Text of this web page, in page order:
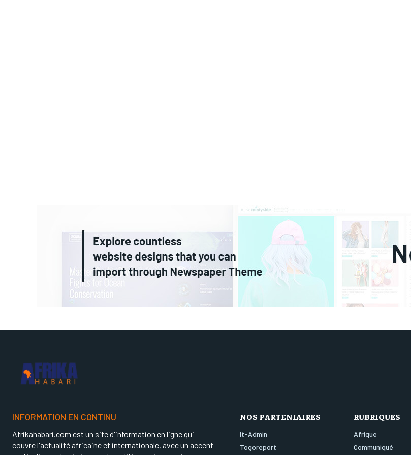
INFORMATION EN CONTINU
Afrikahabari.com est un site d'information en ligne qui
couvre l'actualité africaine et internationale, avec un accent
NOS PARTENIAIRES
It-Admin
Togoreport
RUBRIQUES
Afrique
Communiqué